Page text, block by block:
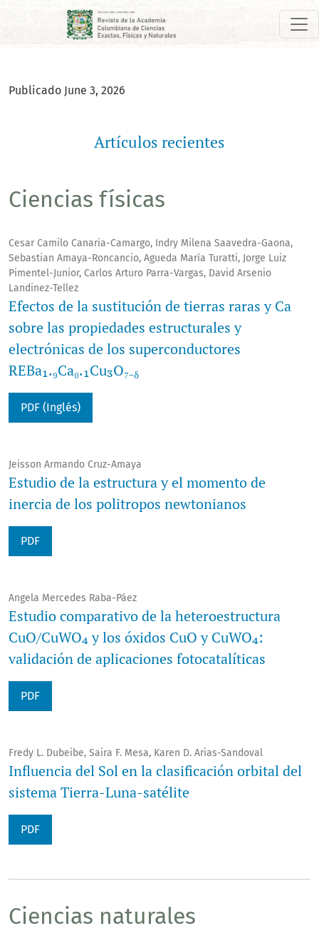
Artículos recientes
Publicado June 3, 2026
Artículos recientes
Ciencias físicas
Cesar Camilo Canaria-Camargo, Indry Milena Saavedra-Gaona,
Sebastian Amaya-Roncancio, Agueda María Turatti, Jorge Luiz
Pimentel-Junior, Carlos Arturo Parra-Vargas, David Arsenio
Landinez-Tellez
Efectos de la sustitución de tierras raras y Ca
sobre las propiedades estructurales y
electrónicas de los superconductores
REBa₁.₉Ca₀.₁Cu₃O₇₋δ
PDF (Inglés)
Jeisson Armando Cruz-Amaya
Estudio de la estructura y el momento de
inercia de los politropos newtonianos
PDF
Angela Mercedes Raba-Páez
Estudio comparativo de la heteroestructura
CuO/CuWO₄ y los óxidos CuO y CuWO₄:
validación de aplicaciones fotocatalíticas
PDF
Fredy L. Dubeibe, Saira F. Mesa, Karen D. Arias-Sandoval
Influencia del Sol en la clasificación orbital del
sistema Tierra-Luna-satélite
PDF
Ciencias naturales